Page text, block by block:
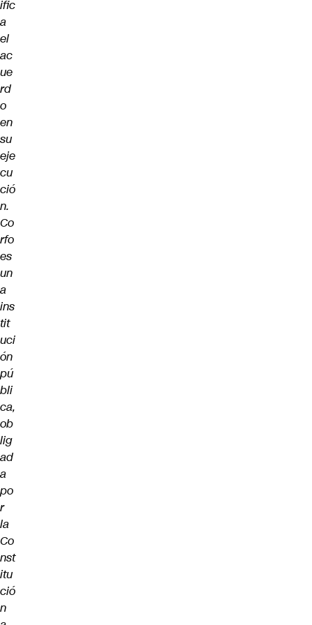
ific
a
el
ac
ue
rd
o
en
su
eje
cu
ció
n.
Co
rfo
es
un
a
ins
tit
uci
ón
pú
bli
ca,
ob
lig
ad
a
po
r
la
Co
nst
itu
ció
n